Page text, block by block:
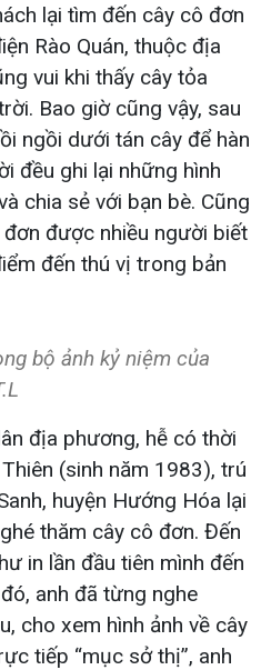
lại tìm đến cây cô đơn
Rào Quán, thuộc địa
vui khi thấy cây tỏa
Bao giờ cũng vậy, sau
ngồi dưới tán cây để hàn
đều ghi lại những hình
chia sẻ với bạn bè. Cũng
được nhiều người biết
đến thú vị trong bản
bộ ảnh kỷ niệm của
địa phương, hễ có thời
(sinh năm 1983), trú
huyện Hướng Hóa lại
thăm cây cô đơn. Đến
in lần đầu tiên mình đến
anh đã từng nghe
cho xem hình ảnh về cây
tiếp “mục sở thị”, anh